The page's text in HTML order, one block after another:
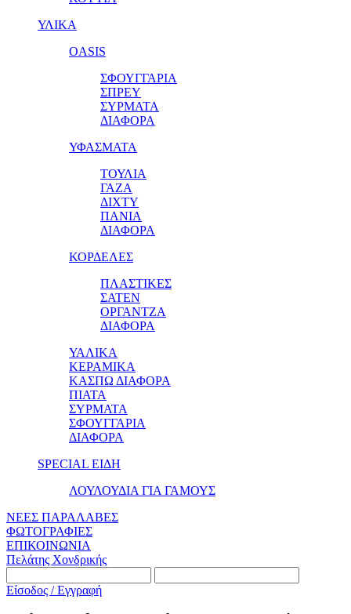
ΥΛΙΚΑ
OASIS
ΣΦΟΥΓΓΑΡΙΑ
ΣΠΡΕΥ
ΣΥΡΜΑΤΑ
ΔΙΑΦΟΡΑ
ΥΦΑΣΜΑΤΑ
ΤΟΥΛΙΑ
ΓΑΖΑ
ΔΙΧΤΥ
ΠΑΝΙΑ
ΔΙΑΦΟΡΑ
ΚΟΡΔΕΛΕΣ
ΠΛΑΣΤΙΚΕΣ
ΣΑΤΕΝ
ΟΡΓΑΝΤΖΑ
ΔΙΑΦΟΡΑ
ΥΑΛΙΚΑ
ΚΕΡΑΜΙΚΑ
ΚΑΣΠΩ ΔΙΑΦΟΡΑ
ΠΙΑΤΑ
ΣΥΡΜΑΤΑ
ΣΦΟΥΓΓΑΡΙΑ
ΔΙΑΦΟΡΑ
SPECIAL ΕΙΔΗ
ΛΟΥΛΟΥΔΙΑ ΓΙΑ ΓΑΜΟΥΣ
ΝΕΕΣ ΠΑΡΑΛΑΒΕΣ
ΦΩΤΟΓΡΑΦΙΕΣ
ΕΠΙΚΟΙΝΩΝΙΑ
Πελάτης Χονδρικής
Είσοδος / Εγγραφή